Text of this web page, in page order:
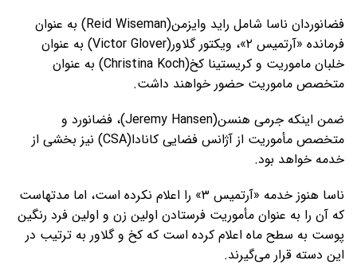
فضانوردان ناسا شامل راید وایزمن(Reid Wiseman) به عنوان
فرمانده «آرتمیس ۲»، ویکتور گلاور(Victor Glover) به عنوان
خلبان ماموریت و کریستینا کخ(Christina Koch) به عنوان
متخصص ماموریت حضور خواهند داشت.
ضمن اینکه جرمی هنسن(Jeremy Hansen)، فضانورد و
متخصص مأموریت از آژانس فضایی کانادا(CSA) نیز بخشی از
خدمه خواهد بود.
ناسا هنوز خدمه «آرتمیس ۳» را اعلام نکرده است، اما مدتهاست
که آن را به عنوان مأموریت فرستادن اولین زن و اولین فرد رنگین
پوست به سطح ماه اعلام کرده است که کخ و گلاور به ترتیب در
این دسته قرار می‌گیرند.